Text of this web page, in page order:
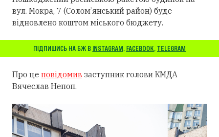
вул. Мокра, 7 (Солом’янський район) буде
відновлено коштом міського бюджету.
ПІДПИШИСЬ НА БЖ В INSTAGRAM, FACEBOOK, TELEGRAM
Про це повідомив заступник голови КМДА
Вячеслав Непоп.